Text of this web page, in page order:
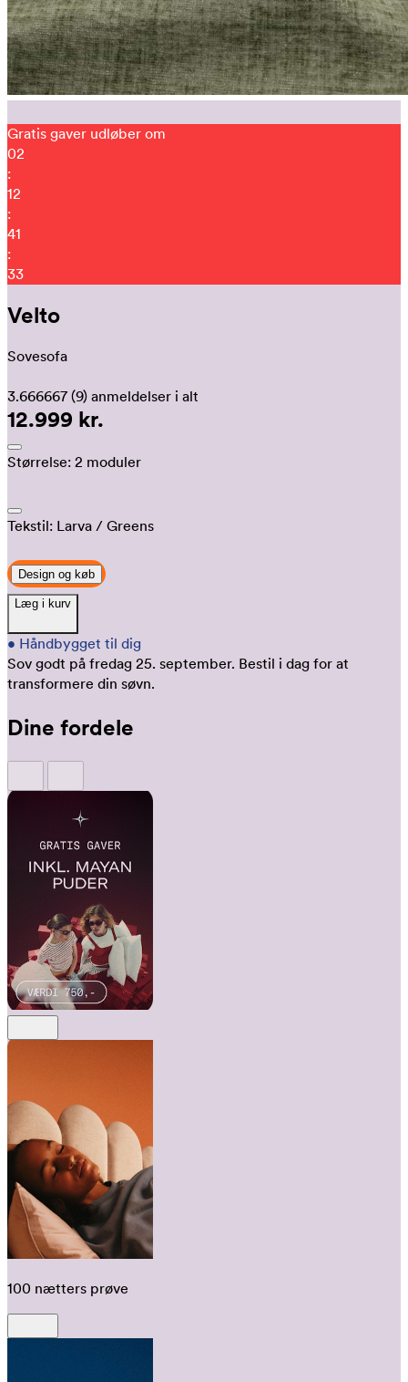
Gratis gaver udløber om
02
:
12
:
41
:
29
Velto
Sovesofa
3.666667 (9) anmeldelser i alt
12.999 kr.
Størrelse: 2 moduler
Tekstil: Larva / Greens
Design og køb
Læg i kurv
• Håndbygget til dig
Sov godt på fredag 25. september. Bestil i dag for at
transformere din søvn.
Dine fordele
100 nætters prøve